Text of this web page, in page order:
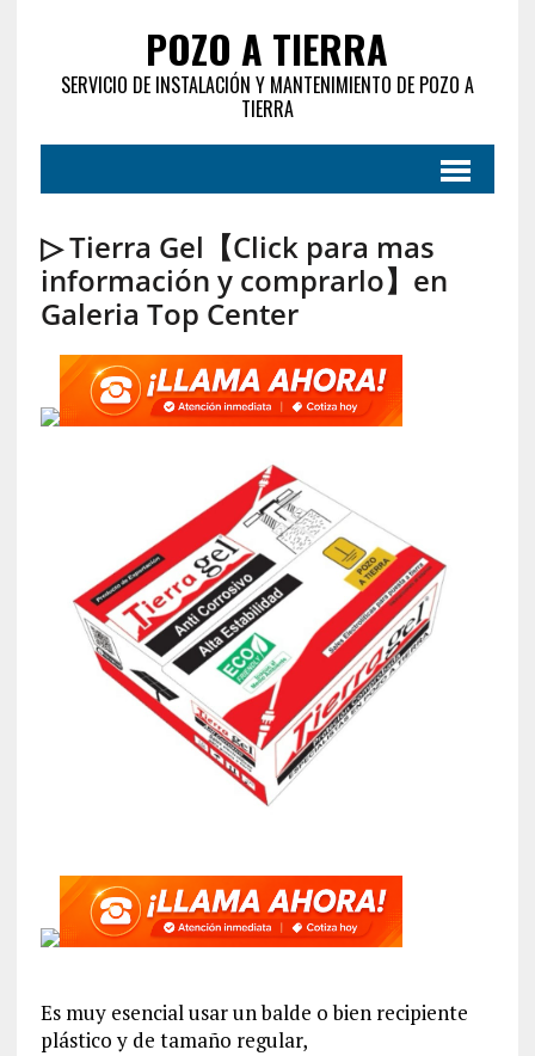
POZO A TIERRA
SERVICIO DE INSTALACIÓN Y MANTENIMIENTO DE POZO A
TIERRA
▷ Tierra Gel【Click para mas
información y comprarlo】en
Galeria Top Center
Es muy esencial usar un balde o bien recipiente
plástico y de tamaño regular,